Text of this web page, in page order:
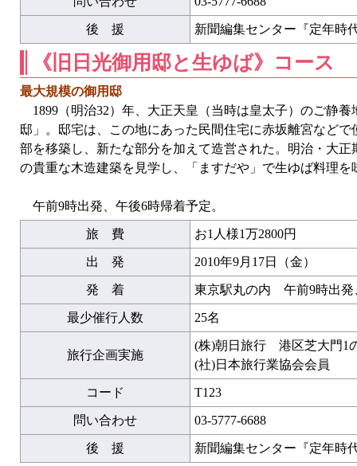
後 援 新聞編集センター『定年時
《旧日光御用邸と生ゆば》コース
最大規模の御用邸
1899（明治32）年、大正天皇（当時は皇太子）のご静
邸」。邸宅は、この地にあった民間住宅に赤坂離宮など
部を移築し、新たな部分を加えて造営された。明治・大
の貴重な木造建築を見学し、「ますだや」で生ゆば料理を
午前9時出発、午後6時帰着予定。
旅 費 お1人様1万2800円
出 発 2010年9月17日（金）
発 着 東京駅丸の内 午前9時出発
最少催行人数 25名
旅行企画実施
(株)朝日旅行 港区芝大門1
(社)日本旅行業協会会員
コード T123
問い合わせ 03-5777-6688
後 援 新聞編集センター『定年時